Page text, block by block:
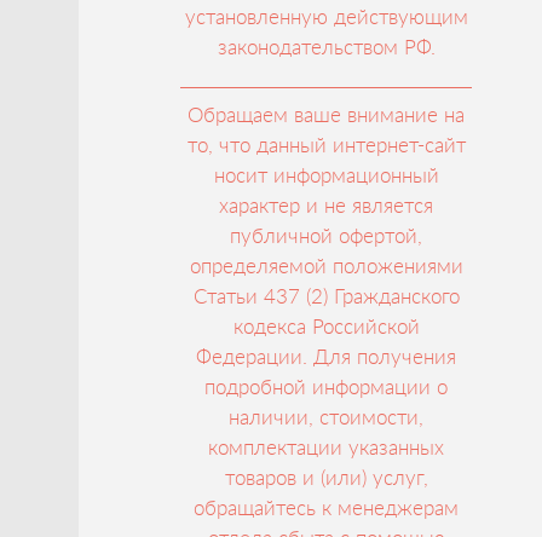
установленную действующим
законодательством РФ.
Обращаем ваше внимание на
то, что данный интернет-сайт
носит информационный
характер и не является
публичной офертой,
определяемой положениями
Статьи 437 (2) Гражданского
кодекса Российской
Федерации. Для получения
подробной информации о
наличии, стоимости,
комплектации указанных
товаров и (или) услуг,
обращайтесь к менеджерам